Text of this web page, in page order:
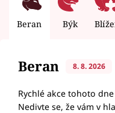
Beran Býk
Beran 8. 8. 2026
Rychlé akce tohoto
Nedivte se, že vám v